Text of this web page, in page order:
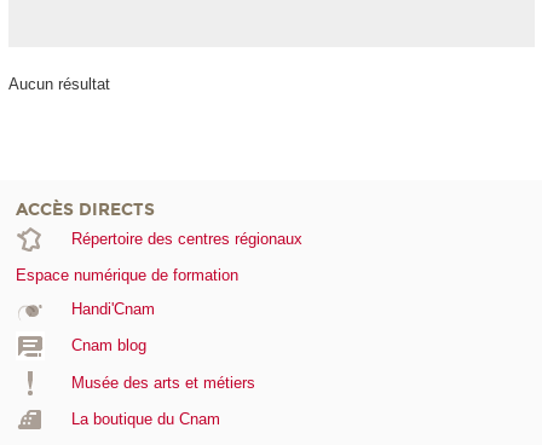
Aucun résultat
ACCÈS DIRECTS
Répertoire des centres régionaux
Espace numérique de formation
Handi'Cnam
Cnam blog
Musée des arts et métiers
La boutique du Cnam